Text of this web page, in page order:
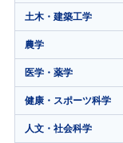
土木・建築工学
農学
医学・薬学
健康・スポーツ科学
人文・社会科学